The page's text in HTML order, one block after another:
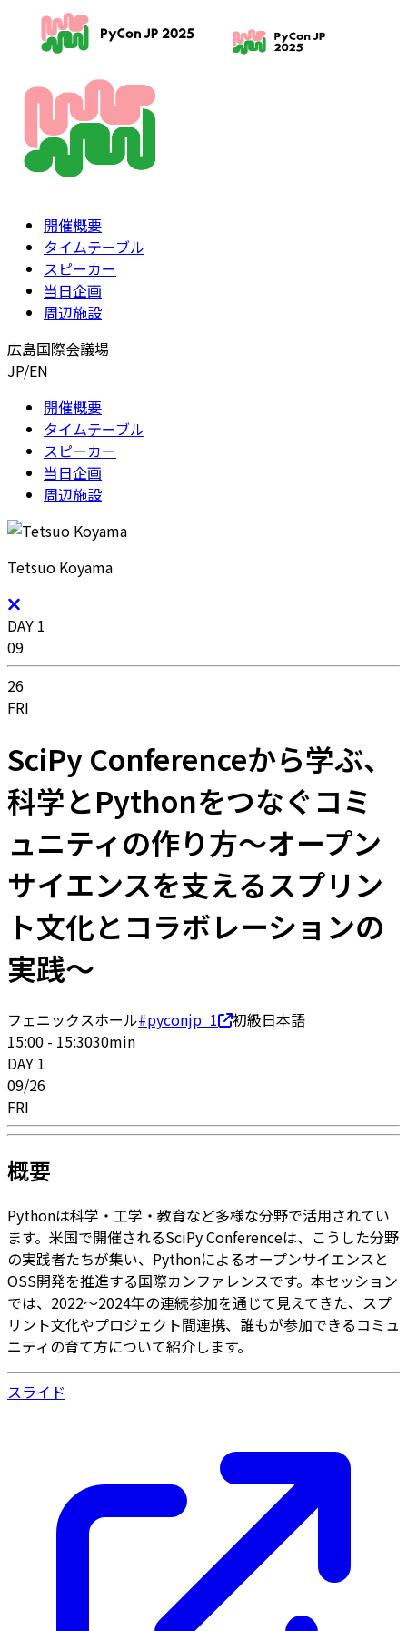
開催概要
タイムテーブル
スピーカー
当日企画
周辺施設
広島国際会議場
JP/EN
開催概要
タイムテーブル
スピーカー
当日企画
周辺施設
Tetsuo Koyama
DAY 1
09
26
FRI
SciPy Conferenceから学ぶ、
科学とPythonをつなぐコミ
ュニティの作り方〜オープン
サイエンスを支えるスプリン
ト文化とコラボレーションの
実践〜
フェニックスホール#pyconjp_1 初級日本語
15:00 - 15:3030min
DAY 1
09/26
FRI
概要
Pythonは科学・工学・教育など多様な分野で活用されてい
ます。米国で開催されるSciPy Conferenceは、こうした分野
の実践者たちが集い、Pythonによるオープンサイエンスと
OSS開発を推進する国際カンファレンスです。本セッション
では、2022〜2024年の連続参加を通じて見えてきた、スプ
リント文化やプロジェクト間連携、誰もが参加できるコミュ
ニティの育て方について紹介します。
スライド